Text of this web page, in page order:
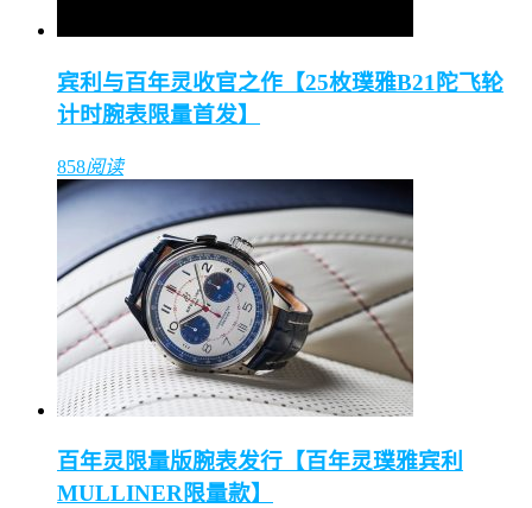
宾利与百年灵收官之作【25枚璞雅B21陀飞轮
计时腕表限量首发】
858阅读
百年灵限量版腕表发行【百年灵璞雅宾利
MULLINER限量款】